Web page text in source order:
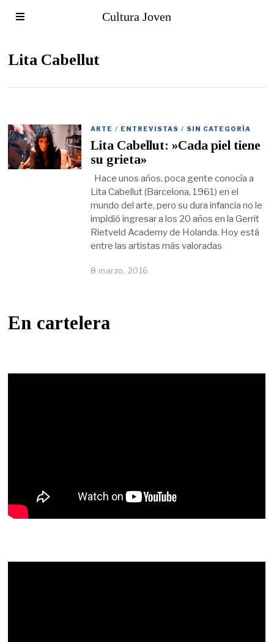
Cultura Joven
Lita Cabellut
ARTE / ENTREVISTAS / SIN CATEGORÍA
Lita Cabellut: »Cada piel tiene
su grieta»
Hace unos años, poca gente conocía a
Lita Cabellut (Barcelona, 1961) en el
mundo del arte, pero su dura infancia no le
impidió ingresar a los 20 años en la Gerrit
Rietveld Academy de Holanda. Hoy está
entre las artistas más valoradas
8 marzo, 2016
En cartelera